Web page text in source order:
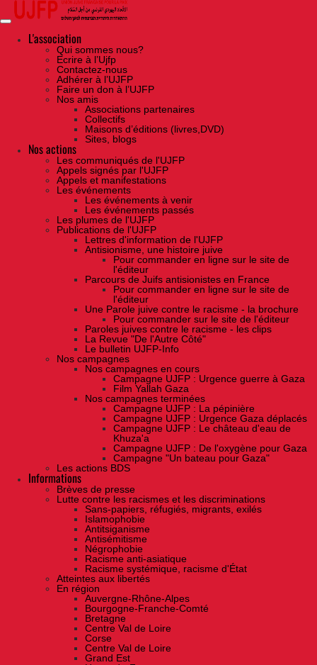
Skip
the
contentL'association
Qui sommes nous?
Ecrire à l’Ujfp
Contactez-nous
Adhérer à l’UJFP
Faire un don à l’UJFP
Nos amis
Associations partenaires
Collectifs
Maisons d’éditions (livres,DVD)
Sites, blogs
Nos actions
Les communiqués de l'UJFP
Appels signés par l'UJFP
Appels et manifestations
Les événements
Les événements à venir
Les événements passés
Les plumes de l'UJFP
Publications de l'UJFP
Lettres d'information de l'UJFP
Antisionisme, une histoire juive
Pour commander en ligne sur le site de
l'éditeur
Parcours de Juifs antisionistes en France
Pour commander en ligne sur le site de
l'éditeur
Une Parole juive contre le racisme - la brochure
Pour commander sur le site de l'éditeur
Paroles juives contre le racisme - les clips
La Revue "De l'Autre Côté"
Le bulletin UJFP-Info
Nos campagnes
Nos campagnes en cours
Campagne UJFP : Urgence guerre à Gaza
Film Yallah Gaza
Nos campagnes terminées
Campagne UJFP : La pépinière
Campagne UJFP : Urgence Gaza déplacés
Campagne UJFP : Le château d'eau de
Khuza'a
Campagne UJFP : De l'oxygène pour Gaza
Campagne "Un bateau pour Gaza"
Les actions BDS
Informations
Brèves de presse
Lutte contre les racismes et les discriminations
Sans-papiers, réfugiés, migrants, exilés
Islamophobie
Antitsiganisme
Antisémitisme
Négrophobie
Racisme anti-asiatique
Racisme systémique, racisme d'État
Atteintes aux libertés
En région
Auvergne-Rhône-Alpes
Bourgogne-Franche-Comté
Bretagne
Centre Val de Loire
Corse
Centre Val de Loire
Grand Est